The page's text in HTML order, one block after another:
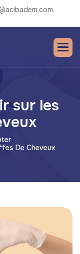
sur les
De Cheveux